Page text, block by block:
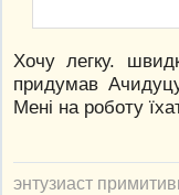
Хочу легку.
придумав
Мені на роботу
энтузиаст